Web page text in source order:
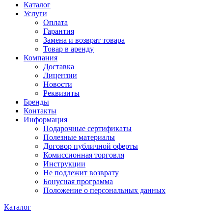
Каталог
Услуги
Оплата
Гарантия
Замена и возврат товара
Товар в аренду
Компания
Доставка
Лицензии
Новости
Реквизиты
Бренды
Контакты
Информация
Подарочные сертификаты
Полезные материалы
Договор публичной оферты
Комиссионная торговля
Инструкции
Не подлежит возврату
Бонусная программа
Положение о персональных данных
Каталог